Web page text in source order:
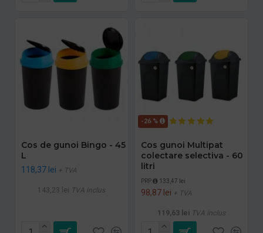
Cos de gunoi Bingo - 45
L
118,37 lei + TVA
143,23 lei TVA inclus
-26 %
Cos gunoi Multipat
colectare selectiva - 60
litri
PRP 133,47 lei
98,87 lei + TVA
119,63 lei TVA inclus